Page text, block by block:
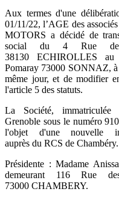
Aux termes d'une
01/11/22, l’AGE des
MOTORS a décidé de
social du 4 Rue des
38130 ECHIROLLES
Pomaray 73000 SONNAZ, à
même jour, et de modifier
l'article 5 des statuts.
La Société,
Grenoble sous le numéro
l'objet d'une nouvelle
auprès du RCS de Chambéry.
Présidente : Madame
demeurant 116 Rue
73000 CHAMBERY.